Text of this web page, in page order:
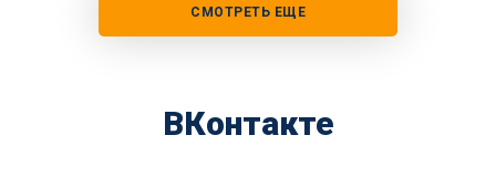
СМОТРЕТЬ ЕЩЕ
ВКонтакте